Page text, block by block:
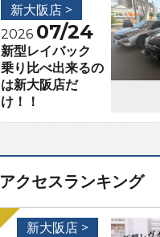
新大阪店 >
2026 07/24
新型レイバック
乗り比べ出来るの
は新大阪店だ
け！！
アクセスランキング
新大阪店 >